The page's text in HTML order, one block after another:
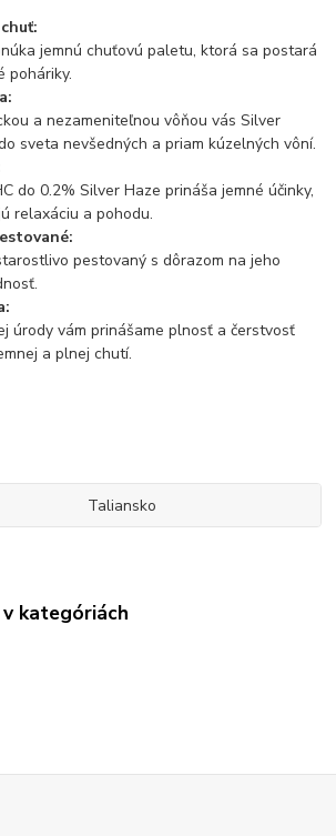
jemnú chuťovú paletu, ktorá sa postará
poháriky.
a nezameniteľnou vôňou vás Silver
sveta nevšedných a priam kúzelných vôní.
do 0.2% Silver Haze prináša jemné účinky,
relaxáciu a pohodu.
pestovaný s dôrazom na jeho
úrody vám prinášame plnosť a čerstvosť
a plnej chutí.
Taliansko
kategóriách